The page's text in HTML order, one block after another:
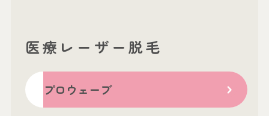
医療レーザー脱毛
プロウェーブ